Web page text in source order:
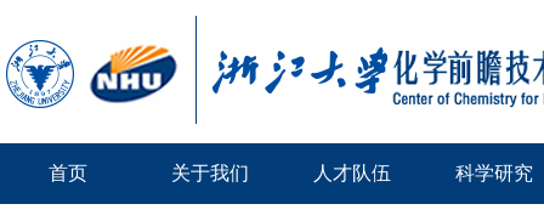
首页 关于我们 人才队伍 科学研究